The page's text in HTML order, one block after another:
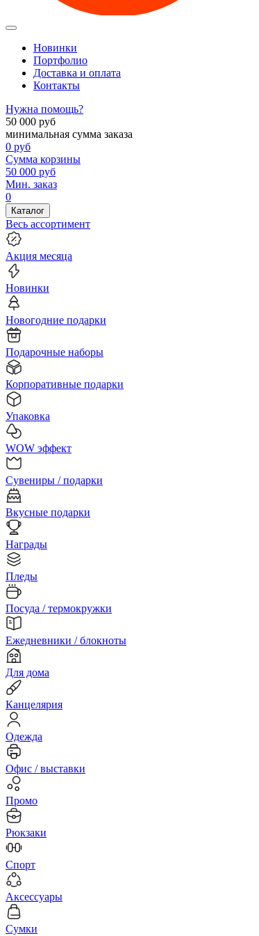
Новинки
Портфолио
Доставка и оплата
Контакты
Нужна помощь?
50 000 руб
минимальная сумма заказа
0 руб
Сумма корзины
50 000 руб
Мин. заказ
0
Каталог
Весь ассортимент
Акция месяца
Новинки
Новогодние подарки
Подарочные наборы
Корпоративные подарки
Упаковка
WOW эффект
Сувениры / подарки
Вкусные подарки
Награды
Пледы
Посуда / термокружки
Ежедневники / блокноты
Для дома
Канцелярия
Одежда
Офис / выставки
Промо
Рюкзаки
Спорт
Аксессуары
Сумки